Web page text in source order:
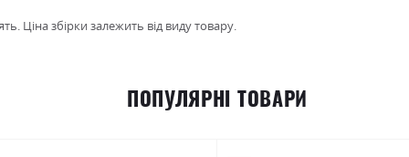
Ціна збірки залежить від виду товару.
ПОПУЛЯРНІ ТОВАРИ